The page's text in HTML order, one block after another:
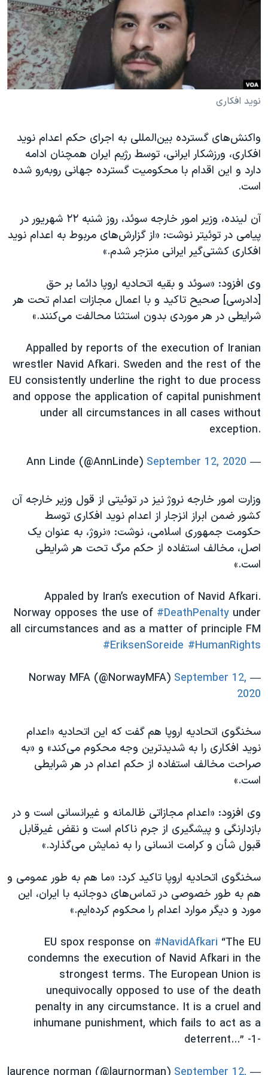
حقوق شهروندی
علم و فناوری
اسرائیل در جنگ
آرشیو پخش زنده
انتخابات ریاست جمهوری آمریکا ۲۰۲۴
حمله جمهوری اسلامی به اسرائیل
رمز مهسا
ورزش زنان در ایران
مجموعه مستندهای دادخواهی
تریبونال مردمی آبان ۹۸
دادگاه حمید نوری
قانون شفافیت دارائی کادر رهبری ایران
اعتراضات مردمی آبان ۹۸
نرگس محمدی برنده جایزه نوبل صلح
همایش محافظه‌کاران آمریکا «سی‌پک»
زبانهای مختلف
نوید افکاری
واکنش‌های گسترده بین‌المللی به اجرای حکم اعدام نوید
افکاری،‌ ورزشکار ایرانی، توسط رژیم ایران همچنان ادامه
دارد و این اقدام با محکومیت گسترده جهانی رو‌به‌رو شده
است.
آن لینده، وزیر امور خارجه سوئد، روز شنبه ۲۲ شهریور در
پیامی در توئیتر نوشت: «از گزارش‌های مربوط به اعدام نوید
افکاری کشتی‌گیر ایرانی منزجر شدم.»
وی افزود: «سوئد و بقیه اتحادیه اروپا دائما بر حق
[دادرسی] صحیح تاکید و با اعمال مجازات اعدام تحت هر
شرایطی در هر موردی بدون استثنا محالفت می‌کنند.»
Appalled by reports of the execution of Iranian
wrestler Navid Afkari. Sweden and the rest of the
EU consistently underline the right to due process
and oppose the application of capital punishment
under all circumstances in all cases without
exception.
— Ann Linde (@AnnLinde)
September 12, 2020
وزارت امور خارجه نروژ نیز در توئیتی از قول وزیر خارجه آن
کشور ضمن ابراز انزجار از اعدام نوید افکاری توسط
حکومت جمهوری اسلامی، نوشت: «نروژ، به عنوان یک
اصل، مخالف استفاده از حکم مرگ تحت هر شرایطی
است.»
Appaled by Iran’s execution of Navid Afkari.
Norway opposes the use of #DeathPenalty under
all circumstances and as a matter of principle FM
#EriksenSoreide #HumanRights
— Norway MFA (@NorwayMFA)
September 12,
2020
سخنگوی اتحادیه اروپا هم گفت که این اتحادیه «اعدام
نوید افکاری را به شدیدترین وجه محکوم می‌کند» و «به
صراحت مخالف استفاده از حکم اعدام در هر شرایطی
است.»
وی افزود: «اعدام مجازاتی ظالمانه و غیرانسانی است و در
بازدارنگی و پیشگیری از جرم ناکام است و نقض غیرقابل
قبول شأن و کرامت انسانی را به نمایش می‌گذارد.»
سخنگوی اتحادیه اروپا تاکید کرد: «ما هم به طور عمومی و
هم به طور خصوصی در تماس‌های دوجانبه با ایران، این
مورد و دیگر موارد اعدام را محکوم کرده‌ایم.»
EU spox response on #NavidAfkari “The EU
condemns the execution of Navid Afkari in the
strongest terms. The European Union is
unequivocally opposed to use of the death
penalty in any circumstance. It is a cruel and
inhumane punishment, which fails to act as a
deterrent...” -1-